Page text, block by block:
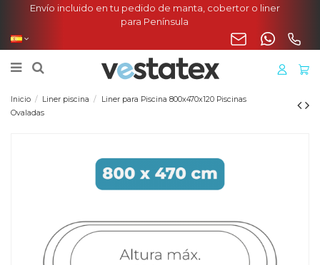
Envío incluido en tu pedido de manta, cobertor o liner
para Península
Inicio Liner piscina
Liner para Piscina 800x470x120 Piscinas
Ovaladas